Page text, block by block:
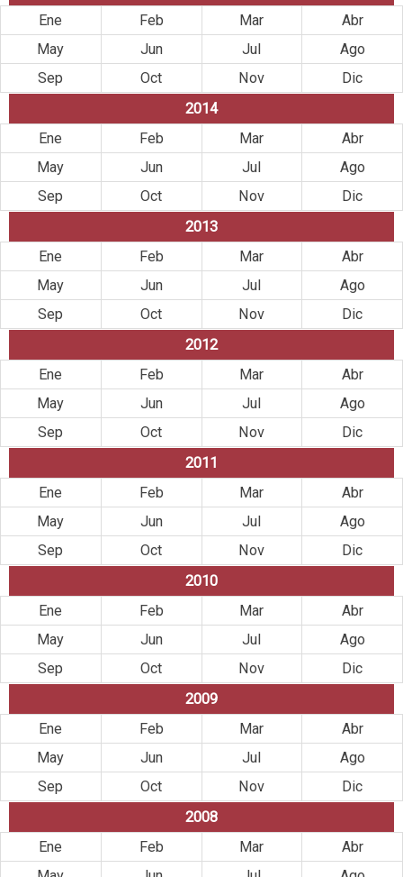
Ene
Feb Mar
Abr
May
Jun Jul
Ago
Sep
Oct Nov
Dic
2014
Ene
Feb Mar
Abr
May
Jun Jul
Ago
Sep
Oct Nov
Dic
2013
Ene
Feb Mar
Abr
May
Jun Jul
Ago
Sep
Oct Nov
Dic
2012
Ene
Feb Mar
Abr
May
Jun Jul
Ago
Sep
Oct Nov
Dic
2011
Ene
Feb Mar
Abr
May
Jun Jul
Ago
Sep
Oct Nov
Dic
2010
Ene
Feb Mar
Abr
May
Jun Jul
Ago
Sep
Oct Nov
Dic
2009
Ene
Feb Mar
Abr
May
Jun Jul
Ago
Sep
Oct Nov
Dic
2008
Ene
Feb Mar
Abr